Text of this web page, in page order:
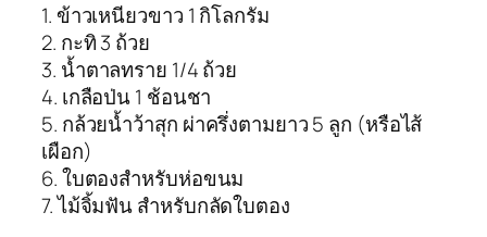
1. ข้าวเหนียวขาว 1 กิโลกรัม
2. กะทิ 3 ถ้วย
3. น้ำตาลทราย 1/4 ถ้วย
4. เกลือป่น 1 ช้อนชา
5. กล้วยน้ำว้าสุก ผ่าครึ่งตามยาว 5 ลูก (หรือไส้
เผือก)
6. ใบตองสำหรับห่อขนม
7. ไม้จิ้มฟัน สำหรับกลัดใบตอง